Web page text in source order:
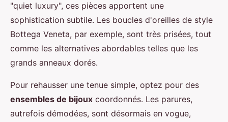
"quiet luxury", ces pièces apportent une
sophistication subtile. Les boucles d'oreilles de style
Bottega Veneta, par exemple, sont très prisées, tout
comme les alternatives abordables telles que les
grands anneaux dorés.
Pour rehausser une tenue simple, optez pour des
ensembles de bijoux coordonnés. Les parures,
autrefois démodées, sont désormais en vogue,